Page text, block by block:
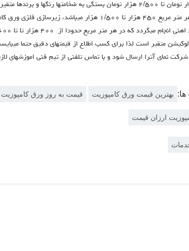
٦٠٠ هزار تومان تا ٢/٥٠٠ هزار تومان بستگي به ضخامتها رنگها و
لوكيشن متقير است لذا براي كسب اطلاع از قيمتهاي دقيق حتما
نماي آترا ارسال شود و با تماس تلفني از تيم فني اموزشهاي
بهترین قیمت ورق کامپوزیت قیمت به روز ورق کامپوزیت
ارزان قیمت